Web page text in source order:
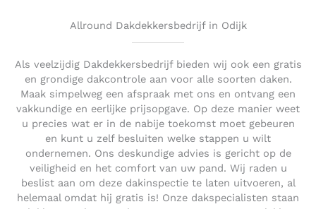
Allround Dakdekkersbedrijf in Odijk
Als veelzijdig Dakdekkersbedrijf bieden wij ook een gratis
en grondige dakcontrole aan voor alle soorten daken.
Maak simpelweg een afspraak met ons en ontvang een
vakkundige en eerlijke prijsopgave. Op deze manier weet
u precies wat er in de nabije toekomst moet gebeuren
en kunt u zelf besluiten welke stappen u wilt
ondernemen. Ons deskundige advies is gericht op de
veiligheid en het comfort van uw pand. Wij raden u
beslist aan om deze dakinspectie te laten uitvoeren, al
helemaal omdat hij gratis is! Onze dakspecialisten staan